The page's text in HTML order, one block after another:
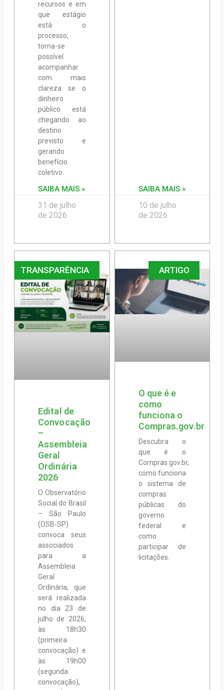
recursos e em
que estágio
está o
processo,
torna-se
possível
acompanhar
com mais
clareza se o
dinheiro
público está
chegando ao
destino
previsto e
gerando
benefício
coletivo.
SAIBA MAIS »
31 de julho
de 2026
SAIBA MAIS »
10 de julho
de 2026
TRANSPARÊNCIA
Edital de
Convocação
–
Assembleia
Geral
Ordinária
2026
O Observatório
Social do Brasil
– São Paulo
(OSB-SP)
convoca seus
associados
para a
Assembleia
Geral
Ordinária, que
será realizada
no dia 23 de
julho de 2026,
às 18h30
(primeira
convocação) e
às 19h00
(segunda
convocação),
ARTIGO
O que é e
como
funciona o
Compras.gov.br
Descubra o
que é o
Compras.gov.br,
como funciona
o sistema de
compras
públicas do
governo
federal e
como
participar de
licitações.